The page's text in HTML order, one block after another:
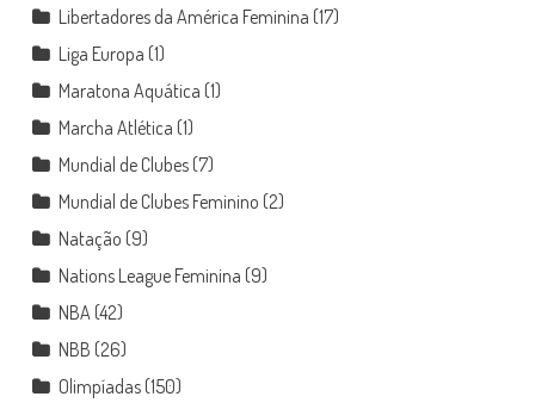
Libertadores da América Feminina (17)
Liga Europa (1)
Maratona Aquática (1)
Marcha Atlética (1)
Mundial de Clubes(7)
Mundial de Clubes Feminino (2)
Natação (9)
Nations League Feminina (9)
NBA (42)
NBB (26)
Olimpíadas(150)